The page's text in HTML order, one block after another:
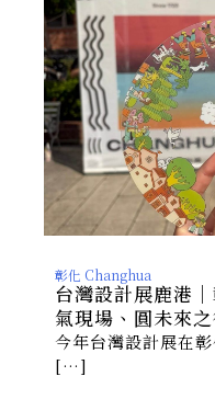
彰化 Changhua
台灣設計展鹿港
氣現場、圓未來
今年台灣設計展在
[…]